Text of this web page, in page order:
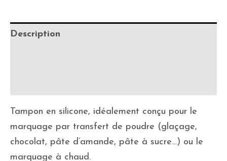
Description
Tampon en silicone, idéalement conçu pour le
marquage par transfert de poudre (glaçage,
chocolat, pâte d’amande, pâte à sucre…) ou le
marquage à chaud.